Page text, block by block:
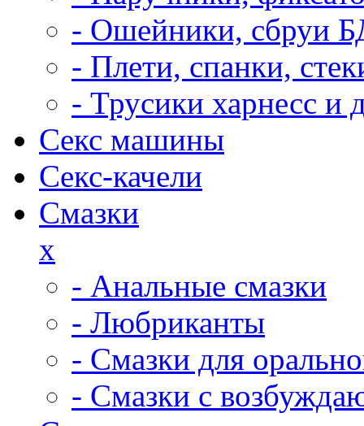
- Ошейники, сбруи
- Плети, спанки,
- Трусики харнесс и
Секс машины
Секс-качели
Смазки
x
- Анальные смазки
- Любриканты
- Смазки для
- Смазки с